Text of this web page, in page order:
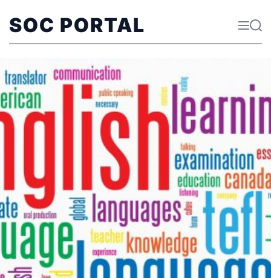
SOC PORTAL